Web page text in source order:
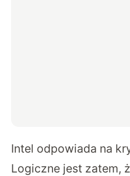
Intel odpowiada na
Logiczne jest zatem,